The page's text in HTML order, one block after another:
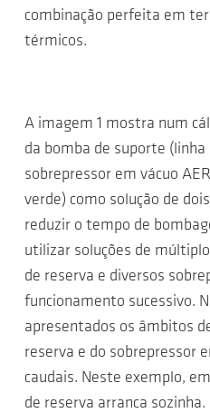
combinação perfeita em
térmicos.
A imagem 1 mostra num
da bomba de suporte (linha
sobrepressor em vácuo
verde) como solução de
reduzir o tempo de
utilizar soluções de
de reserva e diversos
funcionamento sucessivo.
apresentados os âmbitos
reserva e do sobrepressor
caudais. Neste exemplo,
de reserva arranca